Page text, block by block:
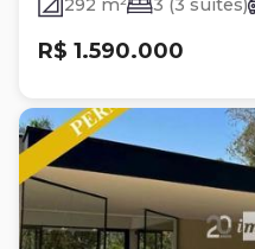
292 m² 3 (3 suítes)
R$ 1.590.000